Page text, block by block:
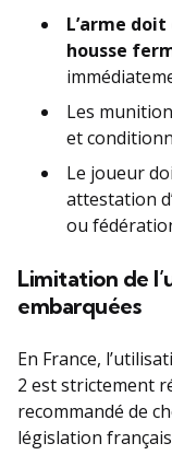
L’arme
housse
Les
et
Le joueur
attestation
ou
Limitation de
embarquées
En France,
2 est strictement
recommandé de
législation